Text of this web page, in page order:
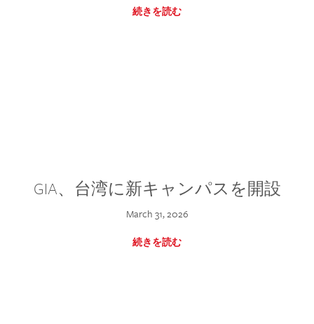
続きを読む
GIA、台湾に新キャンパスを開設
March 31, 2026
続きを読む